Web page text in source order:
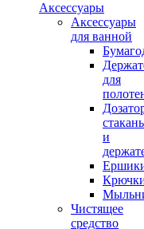
Аксессуары
Аксессуары
для ванной
для
и
Чистящее
средство